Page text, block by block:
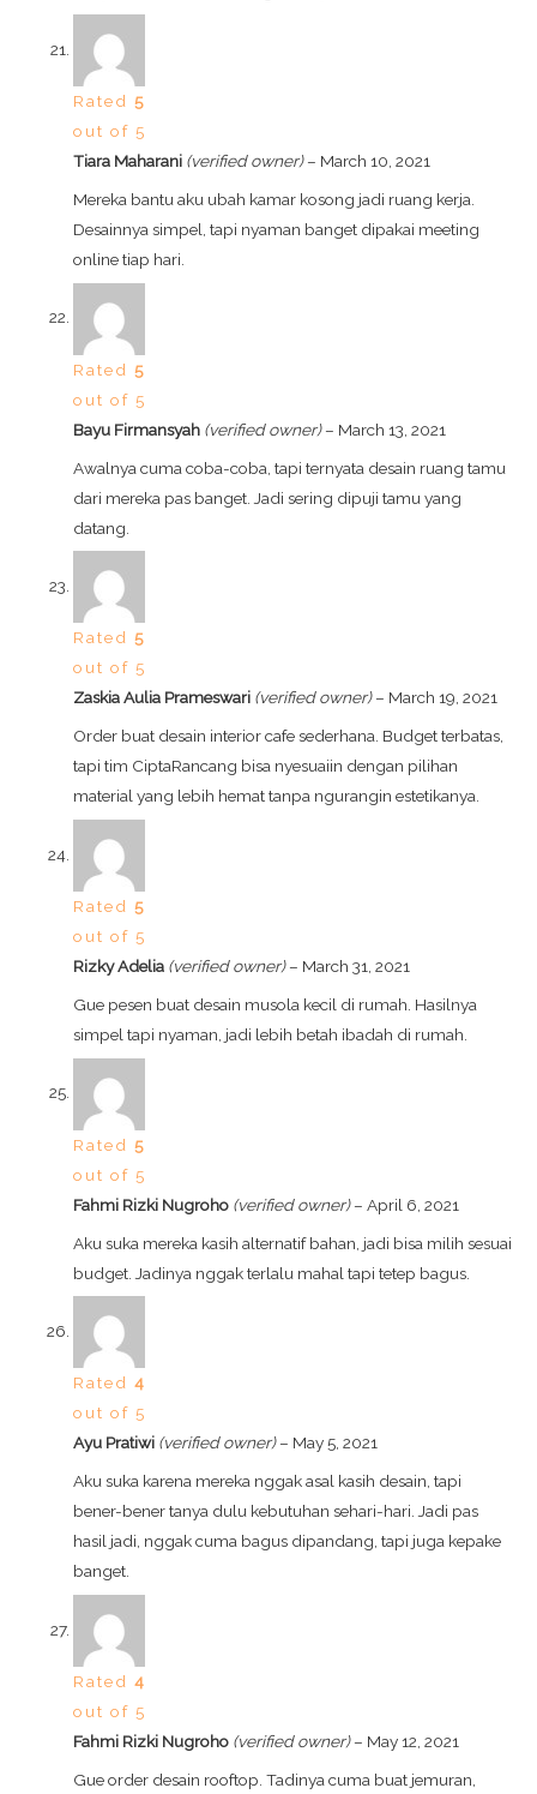
Rated5
out of 5
Tiara Maharani (verified owner) – March 10, 2021
Mereka bantu aku ubah kamar kosong jadi ruang kerja.
Desainnya simpel, tapi nyaman banget dipakai meeting
online tiap hari.
Rated5
out of 5
Bayu Firmansyah (verified owner) – March 13, 2021
Awalnya cuma coba-coba, tapi ternyata desain ruang tamu
dari mereka pas banget. Jadi sering dipuji tamu yang
datang.
Rated5
out of 5
Zaskia Aulia Prameswari (verified owner) – March 19, 2021
Order buat desain interior cafe sederhana. Budget terbatas,
tapi tim CiptaRancang bisa nyesuaiin dengan pilihan
material yang lebih hemat tanpa ngurangin estetikanya.
Rated5
out of 5
Rizky Adelia (verified owner) – March 31, 2021
Gue pesen buat desain musola kecil di rumah. Hasilnya
simpel tapi nyaman, jadi lebih betah ibadah di rumah.
Rated5
out of 5
Fahmi Rizki Nugroho (verified owner) – April 6, 2021
Aku suka mereka kasih alternatif bahan, jadi bisa milih sesuai
budget. Jadinya nggak terlalu mahal tapi tetep bagus.
Rated4
out of 5
Ayu Pratiwi (verified owner) – May 5, 2021
Aku suka karena mereka nggak asal kasih desain, tapi
bener-bener tanya dulu kebutuhan sehari-hari. Jadi pas
hasil jadi, nggak cuma bagus dipandang, tapi juga kepake
banget.
Rated4
out of 5
Fahmi Rizki Nugroho (verified owner) – May 12, 2021
Gue order desain rooftop. Tadinya cuma buat jemuran,